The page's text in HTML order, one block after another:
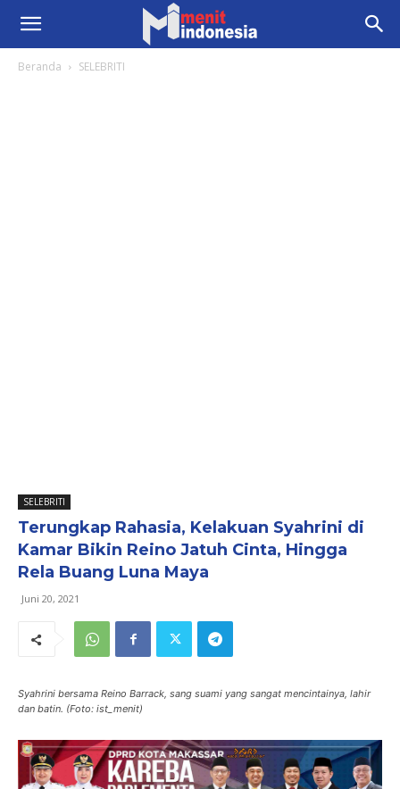
Beranda SELEBRITI
SELEBRITI
Terungkap Rahasia, Kelakuan Syahrini di
Kamar Bikin Reino Jatuh Cinta, Hingga
Rela Buang Luna Maya
Juni 20, 2021
Syahrini bersama Reino Barrack, sang suami yang sangat mencintainya, lahir
dan batin. (Foto: ist_menit)